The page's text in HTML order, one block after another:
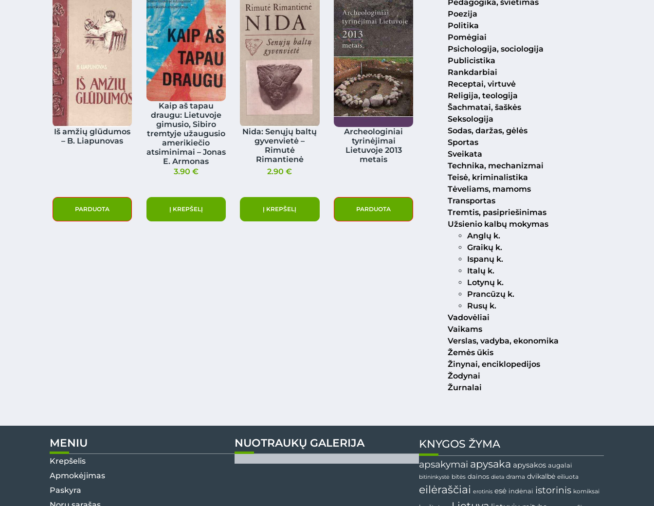
Iš amžių glūdumos
– B. Liapunovas
PARDUOTA
Kaip aš tapau
draugu: Lietuvoje
gimusio, Sibiro
tremtyje užaugusio
amerikiečio
atsiminimai – Jonas
E. Armonas
3.90 €
Į KREPŠELĮ
Nida: Senųjų baltų
gyvenvietė –
Rimutė
Rimantienė
2.90€
Į KREPŠELĮ
Archeologiniai
tyrinėjimai
Lietuvoje 2013
metais
PARDUOTA
Pedagogika, švietimas
Poezija
Politika
Pomėgiai
Psichologija, sociologija
Publicistika
Rankdarbiai
Receptai, virtuvė
Religija, teologija
Šachmatai, šaškės
Seksologija
Sodas, daržas, gėlės
Sportas
Sveikata
Technika, mechanizmai
Teisė, kriminalistika
Tėveliams, mamoms
Transportas
Tremtis, pasipriešinimas
Užsienio kalbų mokymas
Anglų k.
Graikų k.
Ispanų k.
Italų k.
Lotynų k.
Prancūzų k.
Rusų k.
Vadovėliai
Vaikams
Verslas, vadyba, ekonomika
Žemės ūkis
Žinynai, enciklopedijos
Žodynai
Žurnalai
MENIU
Krepšelis
Apmokėjimas
Paskyra
NUOTRAUKŲ GALERIJA KNYGOS ŽYMA
apsakymai apysaka apysakos augalai
bitininkystė bitės dainos dieta drama dvikalbė eiliuota
eilėraščiai erotinis esė indėnai istorinis komiksai